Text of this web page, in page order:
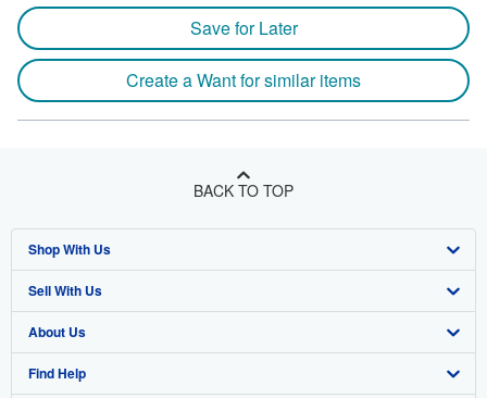
Save for Later
Create a Want for similar items
BACK TO TOP
Shop With Us
Advanced Search
Browse Collections
My Account
Sell With Us
Start Selling
Join Our Affiliate Program
About Us
About AbeBooks
Find Help